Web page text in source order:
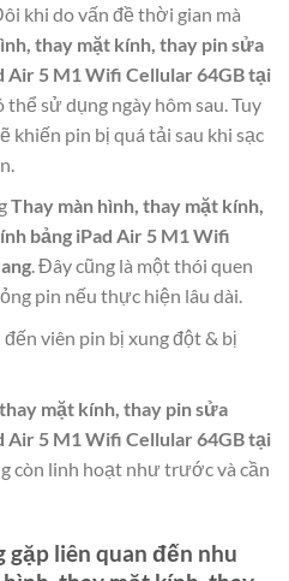
khi do vấn đề thời gian mà
thay mặt kính, thay pin sửa
Air 5 M1 Wifi Cellular 64GB tại
thể sử dụng ngày hôm sau. Tuy
khiến pin bị quá tải sau khi sạc
Thay màn hình, thay mặt kính,
bảng iPad Air 5 M1 Wifi
. Đây cũng là một thói quen
pin nếu thực hiện lâu dài.
viên pin bị xung đột & bị
mặt kính, thay pin sửa
Air 5 M1 Wifi Cellular 64GB tại
còn linh hoạt như trước và cần
liên quan đến nhu